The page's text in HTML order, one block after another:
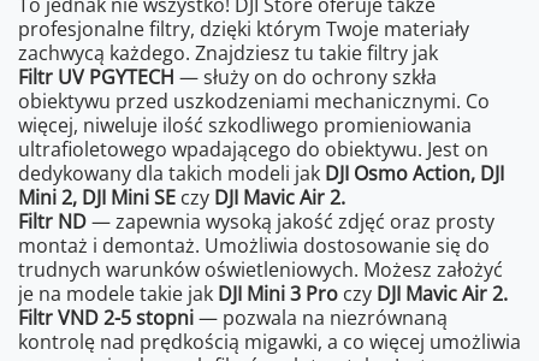
profesjonalne filtry, dzięki którym Twoje materiały
zachwycą każdego. Znajdziesz tu takie filtry jak
Filtr UV PGYTECH — służy on do ochrony szkła
obiektywu przed uszkodzeniami mechanicznymi. Co
więcej, niweluje ilość szkodliwego promieniowania
ultrafioletowego wpadającego do obiektywu. Jest on
dedykowany dla takich modeli jak DJI Osmo Action, DJI
Mini 2, DJI Mini SE czy DJI Mavic Air 2.
Filtr ND— zapewnia wysoką jakość zdjęć oraz prosty
montaż i demontaż. Umożliwia dostosowanie się do
trudnych warunków oświetleniowych. Możesz założyć
je na modele takie jak DJI Mini 3 Pro czy DJI Mavic Air 2.
Filtr VND 2-5 stopni— pozwala na niezrównaną
kontrolę nad prędkością migawki, a co więcej umożliwia